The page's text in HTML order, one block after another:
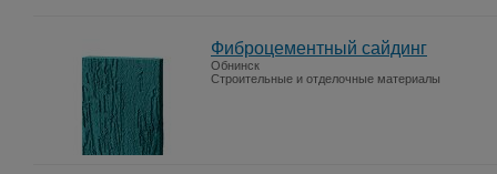
Фиброцементный сайдинг
Обнинск
Строительные и отделочные материалы